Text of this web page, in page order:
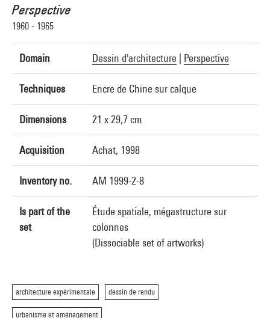
Perspective
1960 - 1965
Domain Dessin d'architecture Perspective
Techniques Encre de Chine sur calque
Dimensions 21 x 29,7 cm
Acquisition Achat, 1998
Inventory no. AM 1999-2-8
Is part of the
set
Étude spatiale, mégastructure sur
colonnes
(Dissociable set of artworks)
architecture expérimentale dessin de rendu
urbanisme et aménagement